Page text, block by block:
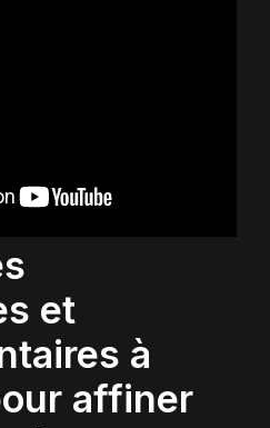
et
à
affiner